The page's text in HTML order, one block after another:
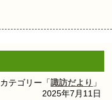
カテゴリー「諏訪だより 」
2025年7月11日